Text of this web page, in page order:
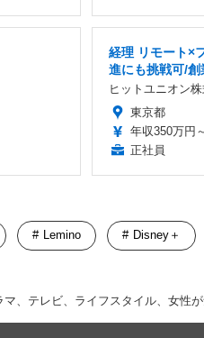
経理 リモート×
進にも挑戦可/
ヒットユニオン
東京都
年収350万円
正社員
Lemino Disney＋
、テレビ、ライフスタイル、女性